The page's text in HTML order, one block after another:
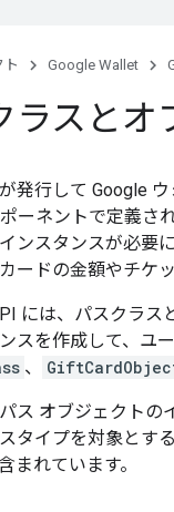
ト Google Wallet
ラスとオ
発行して Google
ーネントで定義さ
ンスタンスが必要
ードの金額やチケ
には、パスクラス
スを作成して、ユ
、
ス オブジェクトの
タイプを対象とす
まれています。